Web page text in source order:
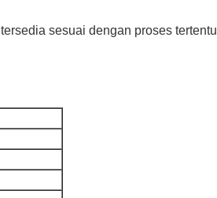
sesuai dengan proses tertentu